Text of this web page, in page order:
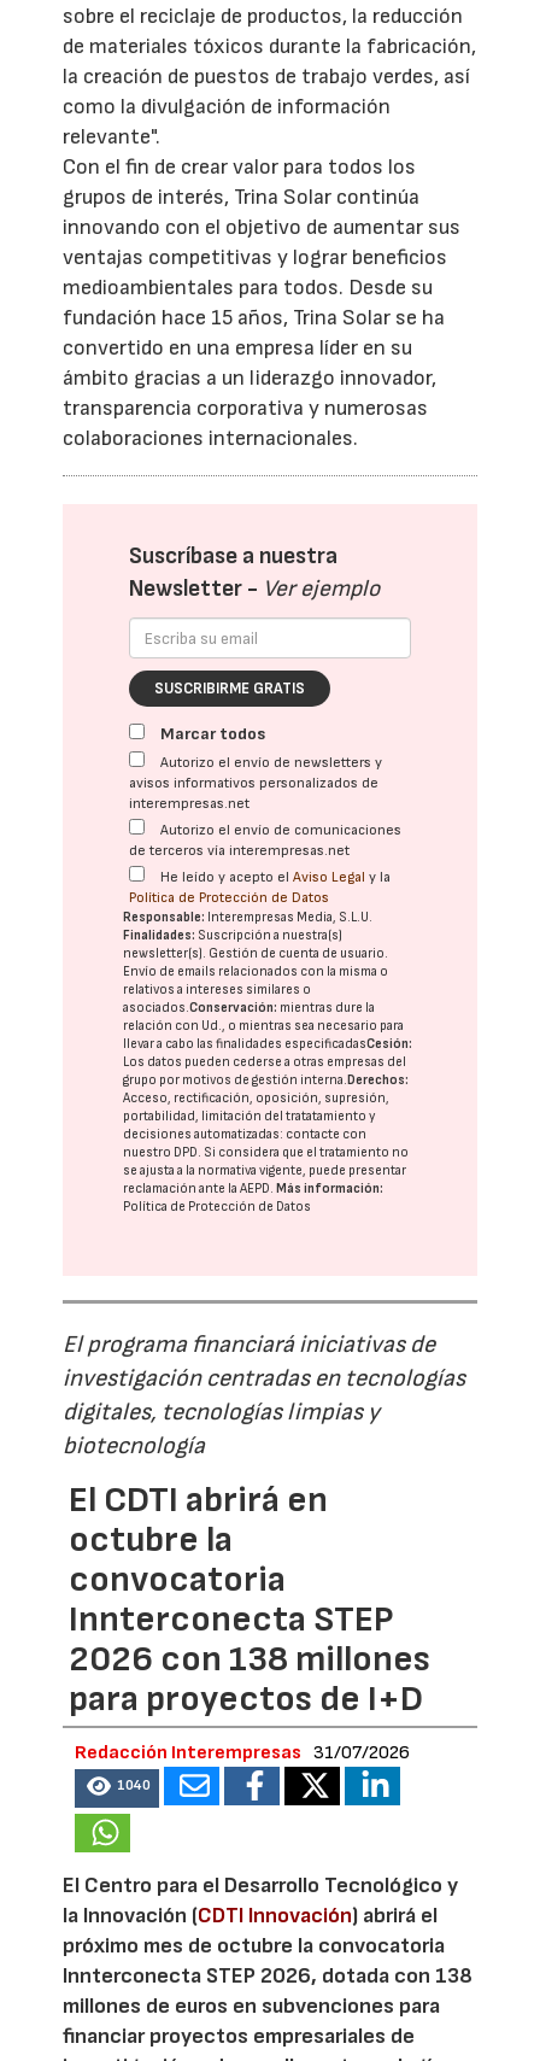
sobre el reciclaje de productos, la reducción
de materiales tóxicos durante la fabricación,
la creación de puestos de trabajo verdes, así
como la divulgación de información
relevante".
Con el fin de crear valor para todos los
grupos de interés, Trina Solar continúa
innovando con el objetivo de aumentar sus
ventajas competitivas y lograr beneficios
medioambientales para todos. Desde su
fundación hace 15 años, Trina Solar se ha
convertido en una empresa líder en su
ámbito gracias a un liderazgo innovador,
transparencia corporativa y numerosas
colaboraciones internacionales.
Suscríbase a nuestra
Newsletter - Ver ejemplo
SUSCRIBIRME GRATIS
Marcar todos
Autorizo el envío de newsletters y
avisos informativos personalizados de
interempresas.net
Autorizo el envío de comunicaciones
de terceros vía interempresas.net
He leído y acepto elAviso Legal y la
Política de Protección de Datos
Responsable: Interempresas Media, S.L.U.
Finalidades: Suscripción a nuestra(s)
newsletter(s). Gestión de cuenta de usuario.
Envío de emails relacionados con la misma o
relativos a intereses similares o
asociados.Conservación: mientras dure la
relación con Ud., o mientras sea necesario para
llevar a cabo las finalidades especificadasCesión:
Los datos pueden cederse a otras empresas del
grupo por motivos de gestión interna. Derechos:
Acceso, rectificación, oposición, supresión,
portabilidad, limitación del tratatamiento y
decisiones automatizadas: contacte con
nuestro DPD. Si considera que el tratamiento no
se ajusta a la normativa vigente, puede presentar
reclamación ante laAEPD. Más información:
Política de Protección de Datos
El programa financiará iniciativas de
investigación centradas en tecnologías
digitales, tecnologías limpias y
biotecnología
El CDTI abrirá en
octubre la
convocatoria
Innterconecta STEP
2026 con 138 millones
para proyectos de I+D
Redacción Interempresas 31/07/2026
1040
El Centro para el Desarrollo Tecnológico y
la Innovación (CDTI Innovación) abrirá el
próximo mes de octubre la convocatoria
Innterconecta STEP 2026, dotada con 138
millones de euros en subvenciones para
financiar proyectos empresariales de